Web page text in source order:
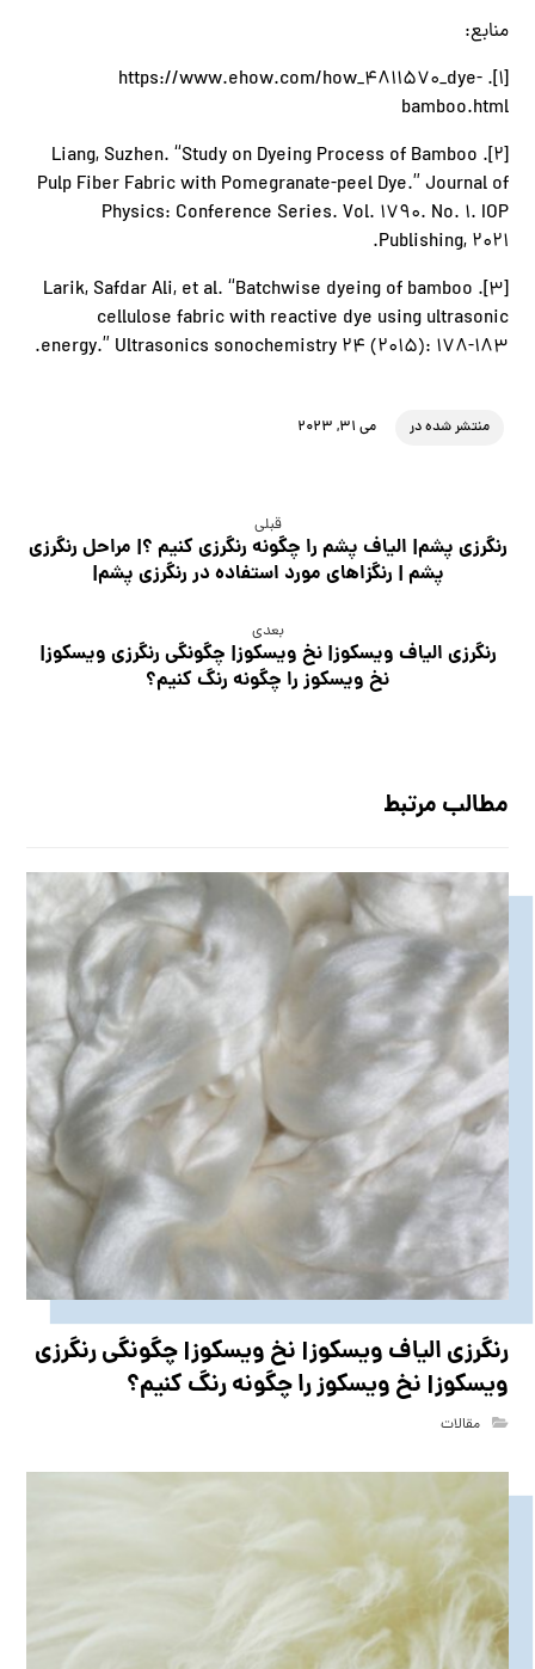
منابع:
[1]. https://www.ehow.com/how_4811570_dye-
bamboo.html
[2]. Liang, Suzhen. “Study on Dyeing Process of Bamboo
Pulp Fiber Fabric with Pomegranate-peel Dye.” Journal of
Physics: Conference Series. Vol. 1790. No. 1. IOP
Publishing, 2021.
[3]. Larik, Safdar Ali, et al. “Batchwise dyeing of bamboo
cellulose fabric with reactive dye using ultrasonic
energy.” Ultrasonics sonochemistry 24 (2015): 178-183.
منتشر شده در می ۳۱, ۲۰۲۳
قبلی
رنگرزی پشم| الیاف پشم را چگونه رنگرزی کنیم ؟| مراحل رنگرزی
پشم | رنگزاهای مورد استفاده در رنگرزی پشم|
بعدی
رنگرزی الیاف ویسکوز| نخ ویسکوز| چگونگی رنگرزی ویسکوز|
نخ ویسکوز را چگونه رنگ کنیم؟
مطالب مرتبط
رنگرزی الیاف ویسکوز| نخ ویسکوز| چگونگی رنگرزی
ویسکوز| نخ ویسکوز را چگونه رنگ کنیم؟
مقالات